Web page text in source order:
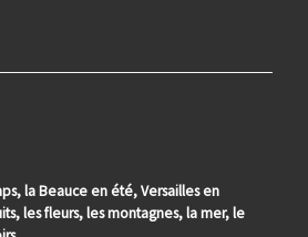
la Beauce en été, Versailles en
les fleurs, les montagnes, la mer, le